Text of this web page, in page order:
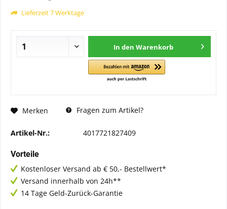
Lieferzeit 7 Werktage
In den Warenkorb
Merken Fragen zum Artikel?
Artikel-Nr.: 4017721827409
Vorteile
Kostenloser Versand ab € 50,- Bestellwert*
Versand innerhalb von 24h**
14 Tage Geld-Zurück-Garantie